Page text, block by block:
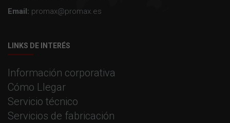
Email: promax@promax.es
LINKS DE INTERÉS
Información corporativa
Cómo Llegar
Servicio técnico
Servicios de fabricación